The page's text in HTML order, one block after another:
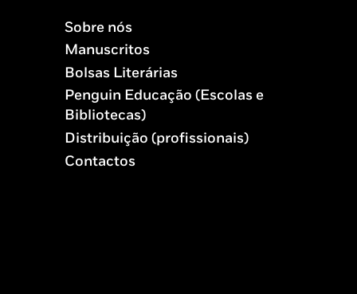
Sobre nós
Manuscritos
Bolsas Literárias
Penguin Educação (Escolas e
Bibliotecas)
Distribuição (profissionais)
Contactos